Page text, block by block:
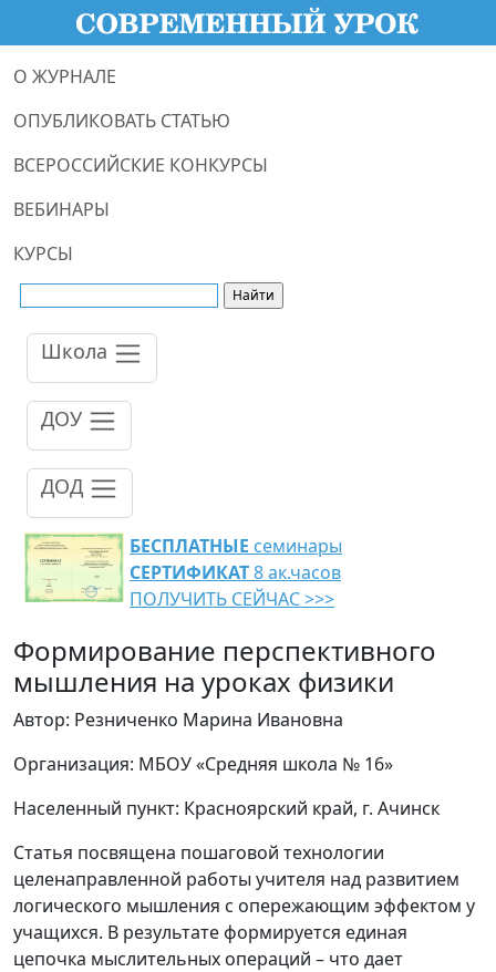
О ЖУРНАЛЕ
ОПУБЛИКОВАТЬ СТАТЬЮ
ВСЕРОССИЙСКИЕ КОНКУРСЫ
ВЕБИНАРЫ
КУРСЫ
Школа
ДОУ
ДОД
БЕСПЛАТНЫЕ семинары
СЕРТИФИКАТ8 ак.часов
ПОЛУЧИТЬ СЕЙЧАС >>>
Формирование перспективного
мышления на уроках физики
Автор: Резниченко Марина Ивановна
Организация: МБОУ «Средняя школа № 16»
Населенный пункт: Красноярский край, г. Ачинск
Статья посвящена пошаговой технологии
целенаправленной работы учителя над развитием
логического мышления с опережающим эффектом у
учащихся. В результате формируется единая
цепочка мыслительных операций – что дает